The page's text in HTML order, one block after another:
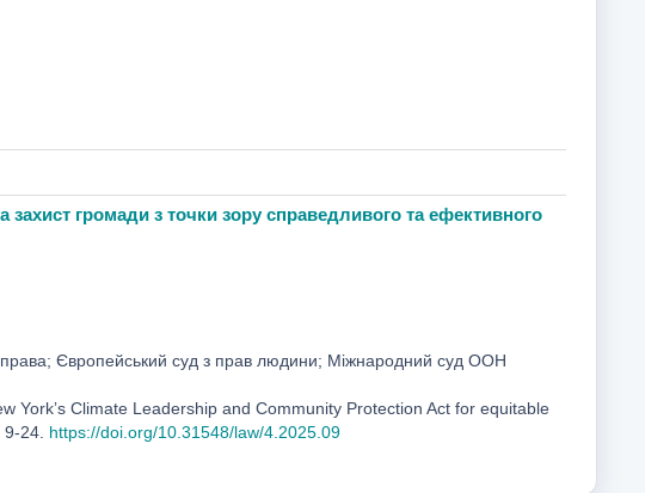
громади з точки зору справедливого та ефективного
права; Європейський суд з прав людини; Міжнародний суд ООН
Yorkʼs Climate Leadership and Community Protection Act for equitable
24. https://doi.org/10.31548/law/4.2025.09